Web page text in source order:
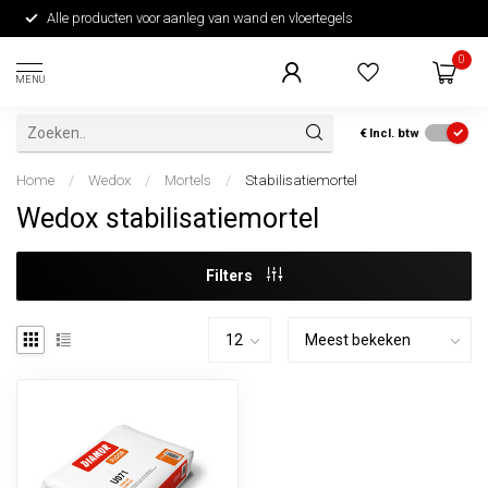
Alle producten voor aanleg van wand en vloertegels
MENU
0
€ Incl. btw
Home / Wedox / Mortels / Stabilisatiemortel
Wedox stabilisatiemortel
Filters